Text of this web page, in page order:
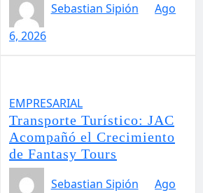
Sebastian Sipión
Ago
6, 2026
EMPRESARIAL
Transporte Turístico: JAC
Acompañó el Crecimiento
de Fantasy Tours
Sebastian Sipión
Ago